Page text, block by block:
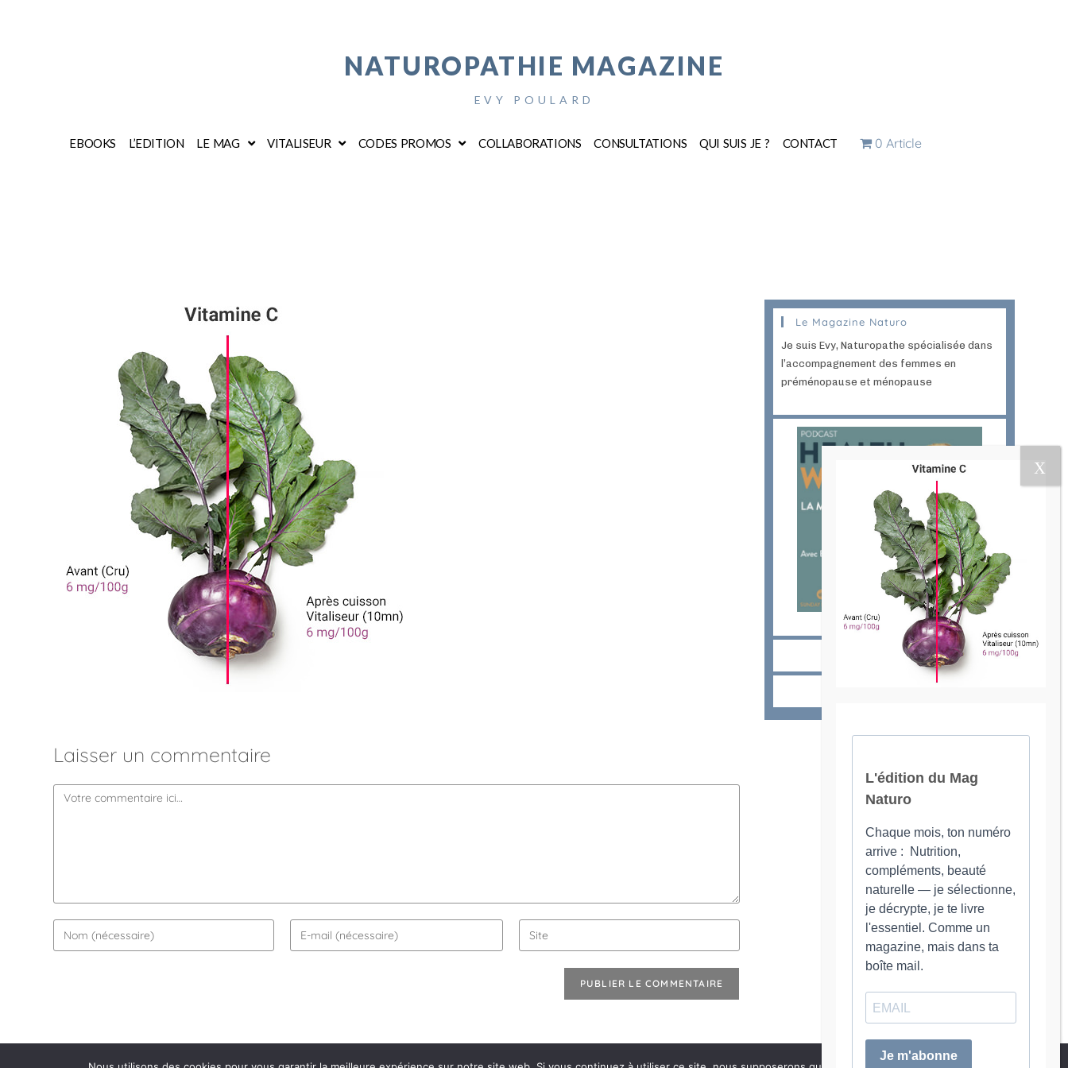
NATUROPATHIE MAGAZINE
EVY POULARD
EBOOKS L’EDITION LE MAG VITALISEUR CODES PROMOS COLLABORATIONS CONSULTATIONS QUI SUIS JE ? CONTACT 0 Article
Laisser un commentaire
Le Magazine Naturo
Je suis Evy, Naturopathe spécialisée dans
l’accompagnement des femmes en
préménopause et ménopause